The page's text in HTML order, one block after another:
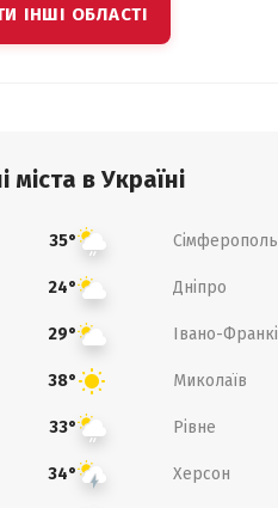
ІНШІ ОБЛАСТІ
міста в Україні
35° Сімферополь
24° Дніпро
29° Івано-
38° Миколаїв
33° Рівне
34° Херсон